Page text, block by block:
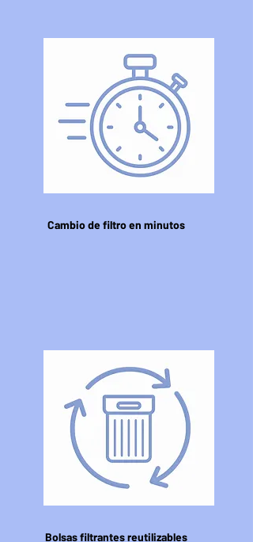
Cambio de filtro en minutos
Bolsas filtrantes reutilizables